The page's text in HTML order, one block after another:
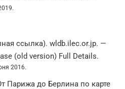
ссылка). wldb.ilec.or.jp. —
(old version) Full Details.
2016.
Парижа до Берлина по карте